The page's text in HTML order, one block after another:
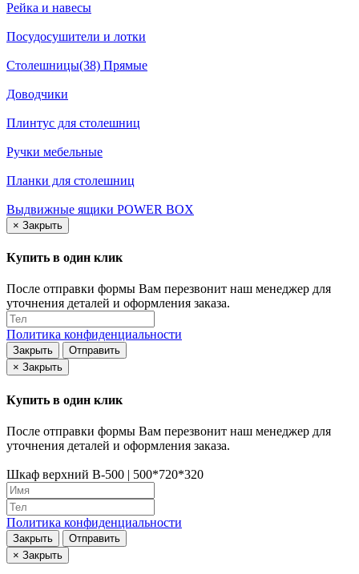
Рейка и навесы
Посудосушители и лотки
Столешницы(38) Прямые
Доводчики
Плинтус для столешниц
Ручки мебельные
Планки для столешниц
Выдвижные ящики POWER BOX
× Закрыть
Купить в один клик
После отправки формы Вам перезвонит наш менеджер для
уточнения деталей и оформления заказа.
Политика конфиденциальности
Закрыть
Отправить
× Закрыть
Купить в один клик
После отправки формы Вам перезвонит наш менеджер для
уточнения деталей и оформления заказа.
Шкаф верхний В-500 | 500*720*320
Политика конфиденциальности
Закрыть
Отправить
× Закрыть